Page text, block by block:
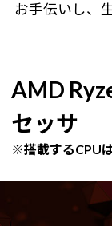
お手伝いし、
AMD
セッサ
※搭載するCPU